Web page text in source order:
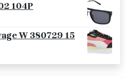
104P
W 380729 15